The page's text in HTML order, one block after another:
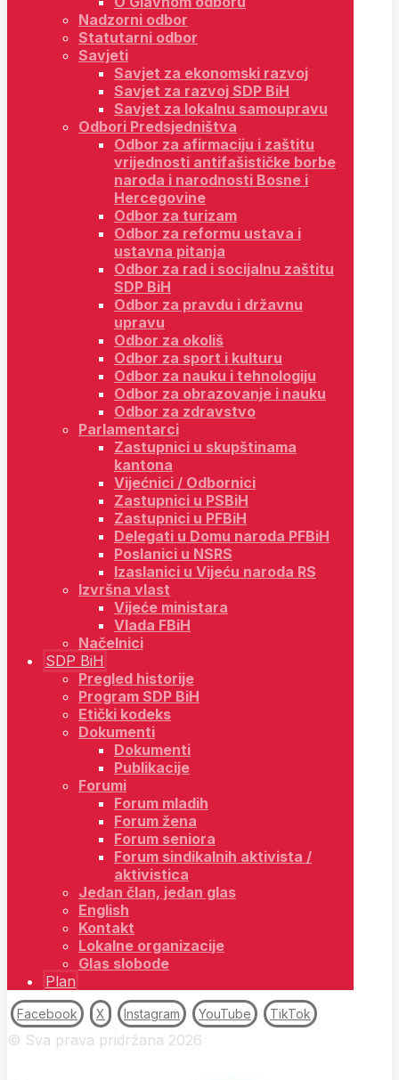
Nadzorni odbor
Statutarni odbor
Savjeti
Savjet za ekonomski razvoj
Savjet za razvoj SDP BiH
Savjet za lokalnu samoupravu
Odbori Predsjedništva
Odbor za afirmaciju i zaštitu
vrijednosti antifašističke borbe
naroda i narodnosti Bosne i
Hercegovine
Odbor za turizam
Odbor za reformu ustava i
ustavna pitanja
Odbor za rad i socijalnu zaštitu
SDP BiH
Odbor za pravdu i državnu
upravu
Odbor za okoliš
Odbor za sport i kulturu
Odbor za nauku i tehnologiju
Odbor za obrazovanje i nauku
Odbor za zdravstvo
Parlamentarci
Zastupnici u skupštinama
kantona
Vijećnici / Odbornici
Zastupnici u PSBiH
Zastupnici u PFBiH
Delegati u Domu naroda PFBiH
Poslanici u NSRS
Izaslanici u Vijeću naroda RS
Izvršna vlast
Vijeće ministara
Vlada FBiH
Načelnici
SDP BiH
Pregled historije
Program SDP BiH
Etički kodeks
Dokumenti
Dokumenti
Publikacije
Forumi
Forum mladih
Forum žena
Forum seniora
Forum sindikalnih aktivista /
aktivistica
Jedan član, jedan glas
English
Kontakt
Lokalne organizacije
Glas slobode
Plan
Facebook X Instagram YouTube TikTok
© Sva prava pridržana 2026